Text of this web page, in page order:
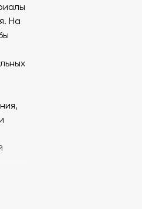
На